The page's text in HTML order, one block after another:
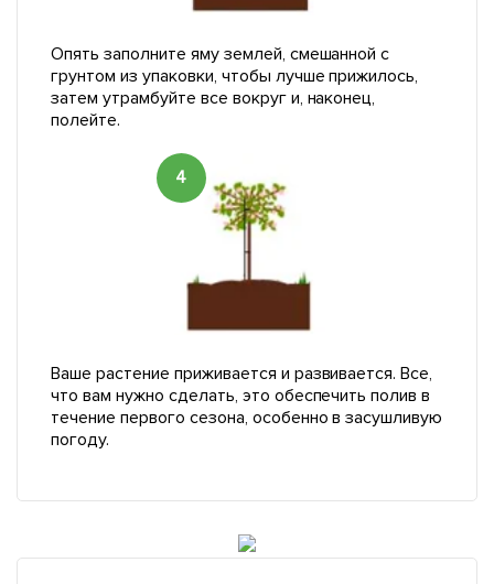
Опять заполните яму землей, смешанной с
грунтом из упаковки, чтобы лучше прижилось,
затем утрамбуйте все вокруг и, наконец,
полейте.
4
Ваше растение приживается и развивается. Все,
что вам нужно сделать, это обеспечить полив в
течение первого сезона, особенно в засушливую
погоду.